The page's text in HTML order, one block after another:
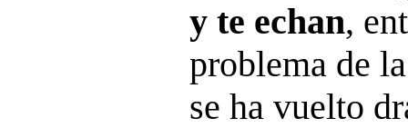
y te echan,
problema de
se ha vuelto